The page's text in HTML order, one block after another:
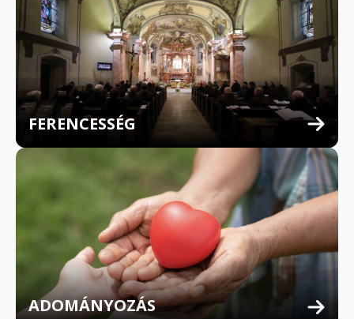
FERENCESSÉG
MULTILINGUAL CONFESSION
ADOMÁNYOZÁS